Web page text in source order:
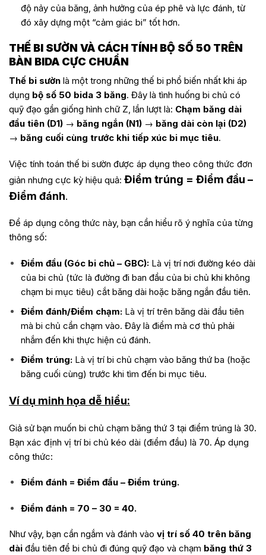
độ nảy của băng, ảnh hưởng của ép phê và lực đánh, từ
đó xây dựng một “cảm giác bi” tốt hơn.
THẾ BI SƯỜN VÀ CÁCH TÍNH BỘ SỐ 50 TRÊN
BÀN BIDA CỰC CHUẨN
Thế bi sườn là một trong những thế bi phổ biến nhất khi áp
dụng bộ số 50 bida 3 băng. Đây là tình huống bi chủ có
quỹ đạo gần giống hình chữ Z, lần lượt là: Chạm băng dài
đầu tiên (D1) → băng ngắn (N1) → băng dài còn lại (D2)
→ băng cuối cùng trước khi tiếp xúc bi mục tiêu.
Việc tính toán thế bi sườn được áp dụng theo công thức đơn
giản nhưng cực kỳ hiệu quả: Điểm trúng = Điểm đầu –
Điểm đánh.
Để áp dụng công thức này, bạn cần hiểu rõ ý nghĩa của từng
thông số:
Điểm đầu (Góc bi chủ – GBC):Là vị trí nơi đường kéo dài
của bi chủ (tức là đường đi ban đầu của bi chủ khi không
chạm bi mục tiêu) cắt băng dài hoặc băng ngắn đầu tiên.
Điểm đánh/Điểm chạm:Là vị trí trên băng dài đầu tiên
mà bi chủ cần chạm vào. Đây là điểm mà cơ thủ phải
nhắm đến khi thực hiện cú đánh.
Điểm trúng: Là vị trí bi chủ chạm vào băng thứ ba (hoặc
băng cuối cùng) trước khi tìm đến bi mục tiêu.
Ví dụ minh họa dễ hiểu:
Giả sử bạn muốn bi chủ chạm băng thứ 3 tại điểm trúng là 30.
Bạn xác định vị trí bi chủ kéo dài (điểm đầu) là 70. Áp dụng
công thức:
Điểm đánh = Điểm đầu – Điểm trúng.
Điểm đánh = 70 – 30 = 40.
Như vậy, bạn cần ngắm và đánh vào vị trí số 40 trên băng
dài đầu tiên để bi chủ đi đúng quỹ đạo và chạm băng thứ 3